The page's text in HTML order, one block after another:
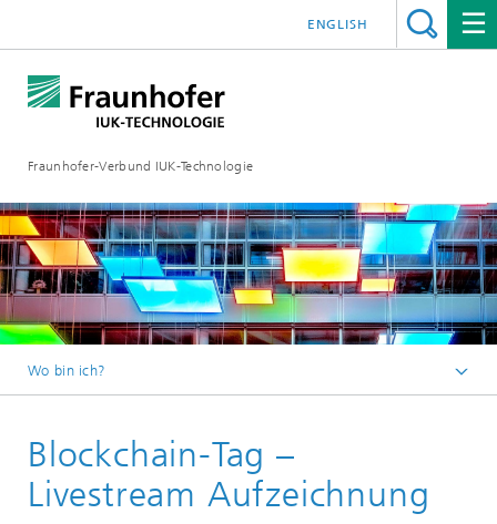
Fraunhofer-Verbund IUK-Technologie
ENGLISH
Wo bin ich?
News
2019
Nachlese – Fraunhofer-Tag der Blockchain-Technologie
Blockchain-Tag –
Livestream Aufzeichnung